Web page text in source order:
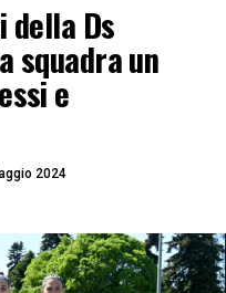
della Ds
squadra un
e
2024